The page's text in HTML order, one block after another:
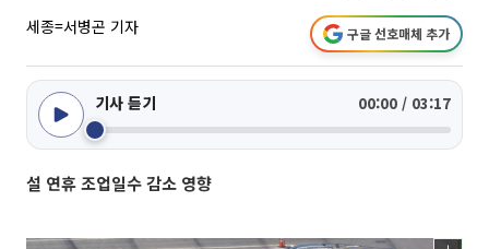
세종=서병곤 기자 구글 선호매체 추가
기사 듣기 00:00 / 03:17
설 연휴 조업일수 감소 영향